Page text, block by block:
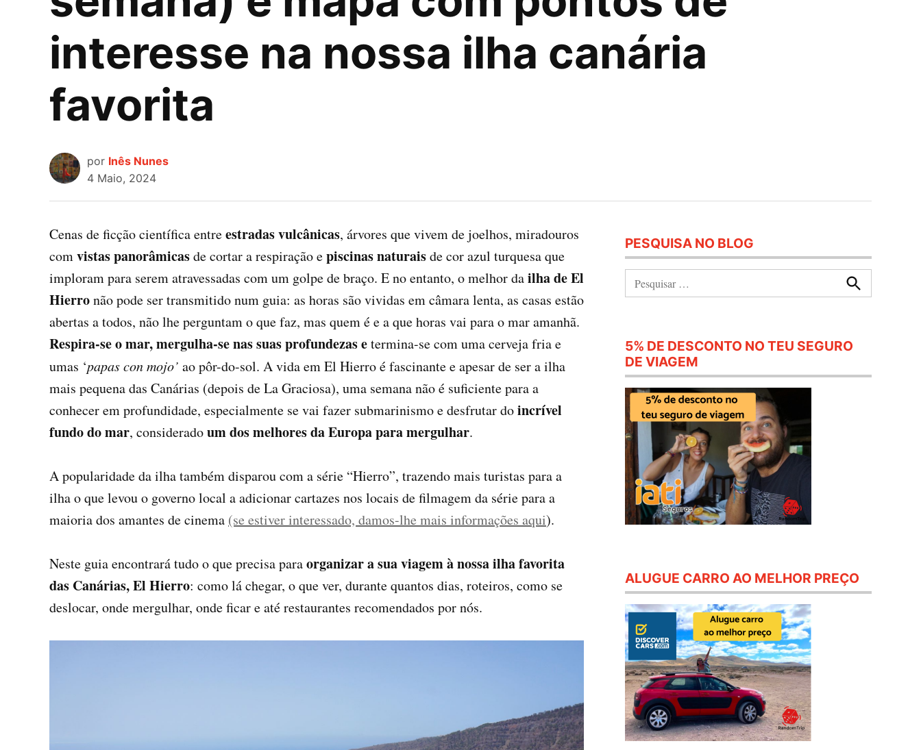
interesse na nossa ilha canária
favorita
por Inês Nunes
4 Maio, 2024
Cenas de ficção científica entreestradas vulcânicas, árvores que vivem de joelhos, miradouros
comvistas panorâmicasde cortar a respiração episcinas naturaisde cor azul turquesa que
imploram para serem atravessadas com um golpe de braço. E no entanto, o melhor dailha de El
Hierronão pode ser transmitido num guia: as horas são vividas em câmara lenta, as casas estão
abertas a todos, não lhe perguntam o que faz, mas quem é e a que horas vai para o mar amanhã.
Respira-se o mar, mergulha-se nas suas profundezas etermina-se com uma cerveja fria e
umas ‘papas con mojo’ ao pôr-do-sol. A vida em El Hierro é fascinante e apesar de ser a ilha
mais pequena das Canárias (depois de La Graciosa), uma semana não é suficiente para a
conhecer em profundidade, especialmente se vai fazer submarinismo e desfrutar doincrível
fundo do mar, consideradoum dos melhores da Europa para mergulhar.
A popularidade da ilha também disparou com a série “Hierro”, trazendo mais turistas para a
ilha o que levou o governo local a adicionar cartazes nos locais de filmagem da série para a
maioria dos amantes de cinema (se estiver interessado, damos-lhe mais informações aqui).
Neste guia encontrará tudo o que precisa paraorganizar a sua viagem à nossa ilha favorita
das Canárias, El Hierro: como lá chegar, o que ver, durante quantos dias, roteiros, como se
deslocar, onde mergulhar, onde ficar e até restaurantes recomendados por nós.
PESQUISA NO BLOG
Procurar
5% DE DESCONTO NO TEU SEGURO
DE VIAGEM
ALUGUE CARRO AO MELHOR PREÇO